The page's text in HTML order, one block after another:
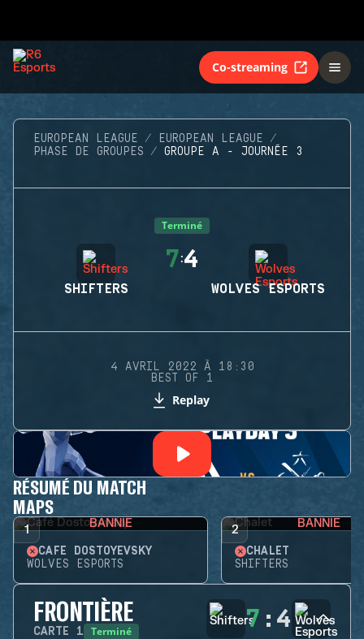
Co-streaming
EUROPEAN LEAGUE
EUROPEAN LEAGUE
PHASE DE GROUPES
GROUPE A - JOURNÉE 3
Terminé
SHIFTERS
7:4
WOLVES ESPORTS
4 AVRIL 2022 À 18:30
BEST OF 1
Replay
RÉSUMÉ DU MATCH
MAPS
1 BANNIE
CAFÉ DOSTOYEVSKY
WOLVES ESPORTS
2 BANNIE
CHALET
SHIFTERS
FRONTIÈRE
CARTE 1 Terminé 7 : 4